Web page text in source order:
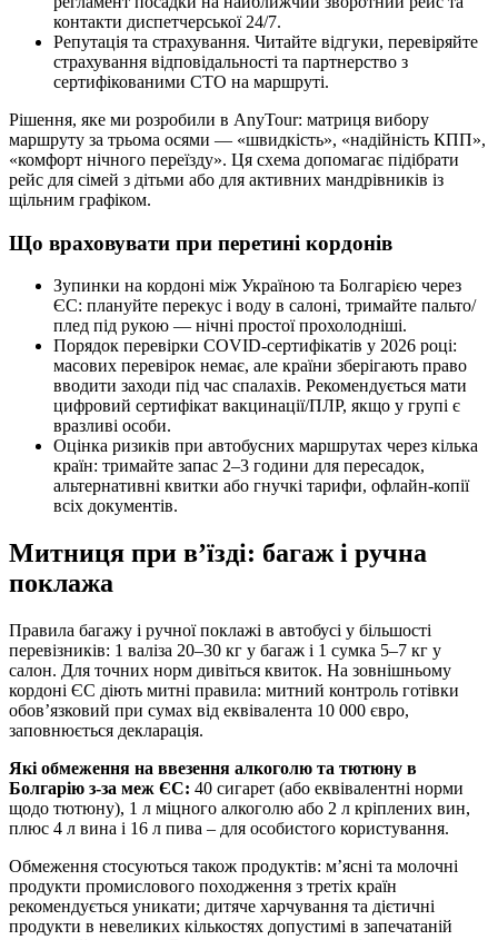
контакти диспетчерської 24/7.
Репутація та страхування. Читайте відгуки, перевіряйте
страхування відповідальності та партнерство з
сертифікованими СТО на маршруті.
Рішення, яке ми розробили в AnyTour: матриця вибору
маршруту за трьома осями — «швидкість», «надійність КПП»,
«комфорт нічного переїзду». Ця схема допомагає підібрати
рейс для сімей з дітьми або для активних мандрівників із
щільним графіком.
Що враховувати при перетині кордонів
Зупинки на кордоні між Україною та Болгарією через
ЄС: плануйте перекус і воду в салоні, тримайте пальто/
плед під рукою — нічні простої прохолодніші.
Порядок перевірки COVID‑сертифікатів у 2026 році:
масових перевірок немає, але країни зберігають право
вводити заходи під час спалахів. Рекомендується мати
цифровий сертифікат вакцинації/ПЛР, якщо у групі є
вразливі особи.
Оцінка ризиків при автобусних маршрутах через кілька
країн: тримайте запас 2–3 години для пересадок,
альтернативні квитки або гнучкі тарифи, офлайн-копії
всіх документів.
Митниця при в’їзді: багаж і ручна
поклажа
Правила багажу і ручної поклажі в автобусі у більшості
перевізників: 1 валіза 20–30 кг у багаж і 1 сумка 5–7 кг у
салон. Для точних норм дивіться квиток. На зовнішньому
кордоні ЄС діють митні правила: митний контроль готівки
обов’язковий при сумах від еквівалента 10 000 євро,
заповнюється декларація.
Які обмеження на ввезення алкоголю та тютюну в
Болгарію з‑за меж ЄС: 40 сигарет (або еквівалентні норми
щодо тютюну), 1 л міцного алкоголю або 2 л кріплених вин,
плюс 4 л вина і 16 л пива – для особистого користування.
Обмеження стосуються також продуктів: м’ясні та молочні
продукти промислового походження з третіх країн
рекомендується уникати; дитяче харчування та дієтичні
продукти в невеликих кількостях допустимі в запечатаній